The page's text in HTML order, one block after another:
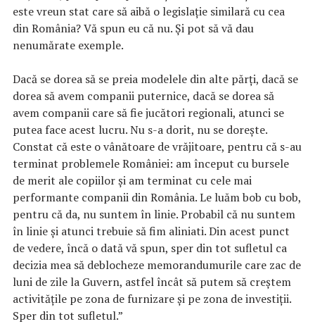
este vreun stat care să aibă o legislație similară cu cea
din România? Vă spun eu că nu. Și pot să vă dau
nenumărate exemple.
Dacă se dorea să se preia modelele din alte părți, dacă se
dorea să avem companii puternice, dacă se dorea să
avem companii care să fie jucători regionali, atunci se
putea face acest lucru. Nu s-a dorit, nu se dorește.
Constat că este o vânătoare de vrăjitoare, pentru că s-au
terminat problemele României: am început cu bursele
de merit ale copiilor și am terminat cu cele mai
performante companii din România. Le luăm bob cu bob,
pentru că da, nu suntem în linie. Probabil că nu suntem
în linie și atunci trebuie să fim aliniati. Din acest punct
de vedere, încă o dată vă spun, sper din tot sufletul ca
decizia mea să deblocheze memorandumurile care zac de
luni de zile la Guvern, astfel încât să putem să creștem
activitățile pe zona de furnizare și pe zona de investiții.
Sper din tot sufletul.”